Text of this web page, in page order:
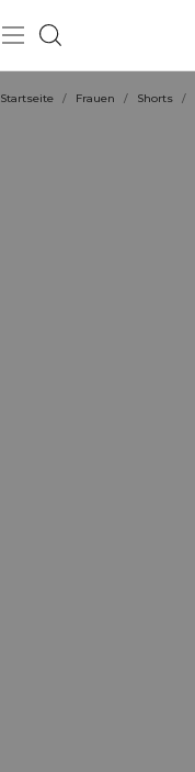
Startseite / Frauen / Shorts /